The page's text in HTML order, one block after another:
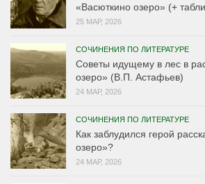
«Васюткино озеро» (+
25 МАР, 2026
СОЧИНЕНИЯ ПО ЛИТЕРАТУРЕ
Советы идущему в лес в
озеро» (В.П. Астафьев)
24 МАР, 2026
СОЧИНЕНИЯ ПО ЛИТЕРАТУРЕ
Как заблудился герой
озеро»?
24 МАР, 2026